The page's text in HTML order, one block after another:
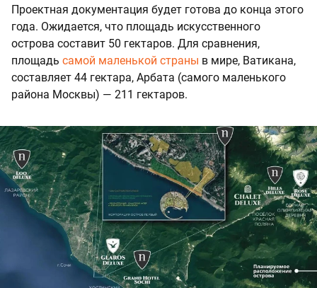
Проектная документация будет готова до конца этого
года. Ожидается, что площадь искусственного
острова составит 50 гектаров. Для сравнения,
площадь самой маленькой страны в мире, Ватикана,
составляет 44 гектара, Арбата (самого маленького
района Москвы) — 211 гектаров.